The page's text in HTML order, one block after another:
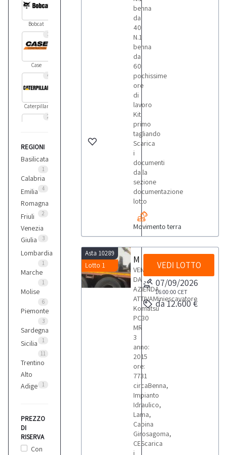
Bobcat
3
Case
4
Caterpillar
2
Hitachi
1
Jcb
Komatsu
Kubota
Liebherr
Takeuchi
REGIONI
Basilicata
1
Calabria
4
Emilia
Romagna
2
Friuli
Venezia
Giulia
3
Lombardia
1
Marche
1
Molise
6
Piemonte
3
Sardegna
1
Sicilia
11
Trentino
Alto
Adige
1
PREZZO
DI
RISERVA
Con
benna
da
40
N.1
benna
da
60
pochissime
ore
di
lavoro
Kit
primo
tagliando
Scarica
i
documenti
dalla
sezione
documentazione
lotto
Movimento terra
Asta 10289
Lotto 1
VENDITA
DA
AZIENDA
ATTIVAMiniescavatore
Komatsu
PC30
MR
3
anno:
2015
ore:
7731
circaBenna,
Impianto
Idraulico,
Lama,
Cabina
Girosagoma,
CEScarica
i
VEDI LOTTO
07/09/2026
16:00:00 CET
da 12.600 €